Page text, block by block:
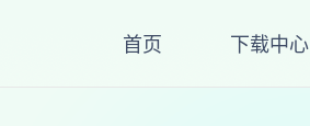
首页 下载中心